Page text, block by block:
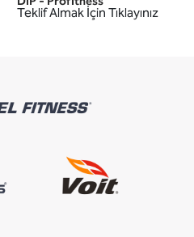
Teklif Almak İçin Tıklayınız